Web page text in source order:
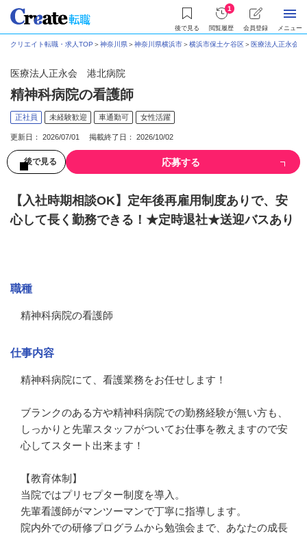
後で見る
1
閲覧履歴 会員登録 メニュー
クリエイト転職・求人TOP ＞神奈川県＞神奈川県横浜市＞横浜市保土ケ谷区＞ 医療法人正永会
医療法人正永会 港北病院
精神科病院の看護師
正社員 未経験歓迎 車通勤可 女性活躍
更新日： 2026/07/01 掲載終了日： 2026/10/02
後で見る 応募する
【入社時期相談OK】定年後再雇用制度ありで、安
心して長く勤務できる！★定時退社★送迎バスあり
職種
精神科病院の看護師
仕事内容
精神科病院にて、看護業務をお任せします！
ブランクのある方や精神科病院での勤務経験が無い方も、
しっかりと先輩スタッフがついてお仕事を教えますので安
心してスタート出来ます！
【教育体制】
当院ではプリセプター制度を導入。
先輩看護師がマンツーマンで丁寧に指導します。
院内外での研修プログラムから勉強会まで、あなたの成長